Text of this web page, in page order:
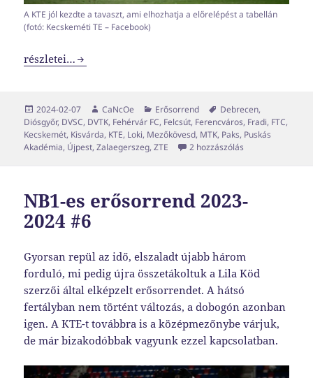
A KTE jól kezdte a tavaszt, ami elhozhatja a előrelépést a tabellán
(fotó: Kecskeméti TE – Facebook)
NB1-es erősorrend 2023-2024 #7
részletei…
Közzétéve
2024-02-07 Szerző
CaNcOe Kategória
Erősorrend Címke
Debrecen,
Diósgyőr, DVSC, DVTK, Fehérvár FC, Felcsút, Ferencváros, Fradi, FTC,
Kecskemét, Kisvárda, KTE, Loki, Mezőkövesd, MTK, Paks, Puskás
Akadémia, Újpest,Zalaegerszeg,ZTE 2 hozzászólás
NB1-es erősorrend 2023-
2024 #6
Gyorsan repül az idő, elszaladt újabb három
forduló, mi pedig újra összetákoltuk a Lila Köd
szerzői által elképzelt erősorrendet. A hátsó
fertályban nem történt változás, a dobogón azonban
igen. A KTE-t továbbra is a középmezőnybe várjuk,
de már bizakodóbbak vagyunk ezzel kapcsolatban.